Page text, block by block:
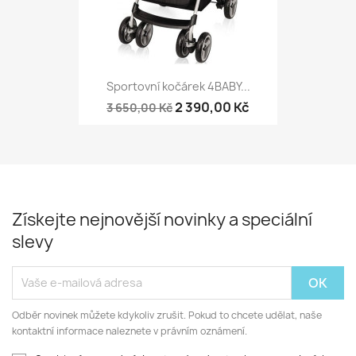
Sportovní kočárek 4BABY...
3 650,00 Kč2 390,00 Kč
Získejte nejnovější novinky a speciální
slevy
Odběr novinek můžete kdykoliv zrušit. Pokud to chcete udělat, naše
kontaktní informace naleznete v právním oznámení.